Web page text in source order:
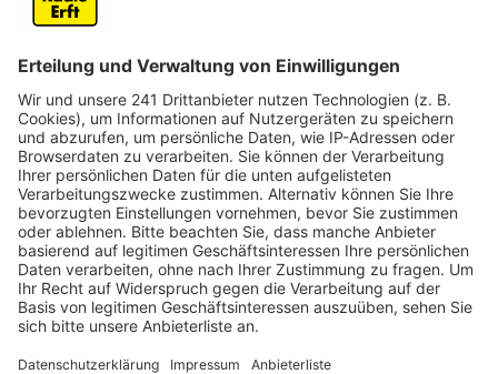
Klamotten. Ein Taxi vor der Tür, rein, Fenster auf,
plötzlich weg, rausgesprungen an einer Ampel,
rausgesprungen aus seinem Leben. Aber wie bei einem
Pawlow’schen Hund hat sich dieser Moment
eingegraben. Wann immer Max in einem Taxi sitzt,
springen seine Gedanken ein Jahrzehnt zurück in diese
Nacht, und ihm wird warm. Das in etwa ist das, was wir
in dieser Single "Taxi" von Giesinger erzählt bekommen.
Wir haben diesen Song für euch im besten Mix - hier
könnt ihr in anhören.
Anzeige